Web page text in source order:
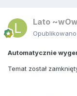
Lato
Opublikowano
Automatycznie
Temat został